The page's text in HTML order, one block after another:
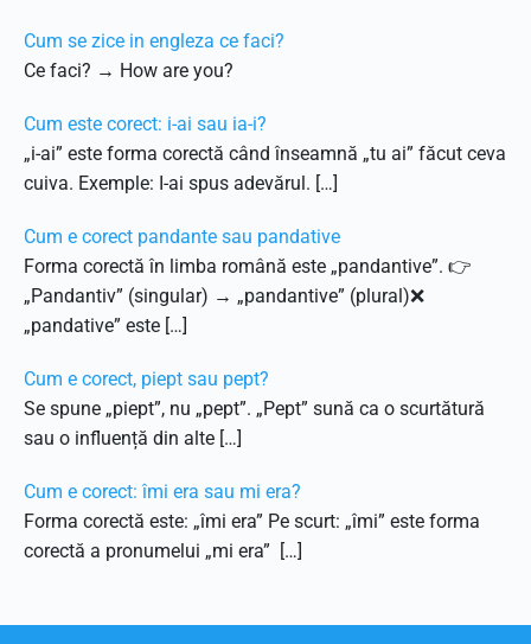
Cum se zice in engleza ce faci?
Ce faci? → How are you?
Cum este corect: i-ai sau ia-i?
„i-ai” este forma corectă când înseamnă „tu ai” făcut ceva
cuiva. Exemple: I-ai spus adevărul. […]
Cum e corect pandante sau pandative
Forma corectă în limba română este „pandantive”. 👉
„Pandantiv” (singular) → „pandantive” (plural)❌
„pandative” este […]
Cum e corect, piept sau pept?
Se spune „piept”, nu „pept”. „Pept” sună ca o scurtătură
sau o influență din alte […]
Cum e corect: îmi era sau mi era?
Forma corectă este: „îmi era” Pe scurt: „îmi” este forma
corectă a pronumelui „mi era” […]